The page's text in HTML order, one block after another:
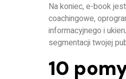
Na koniec, e-book jest
coachingowe,
informacyjnego i
segmentacji twojej
10